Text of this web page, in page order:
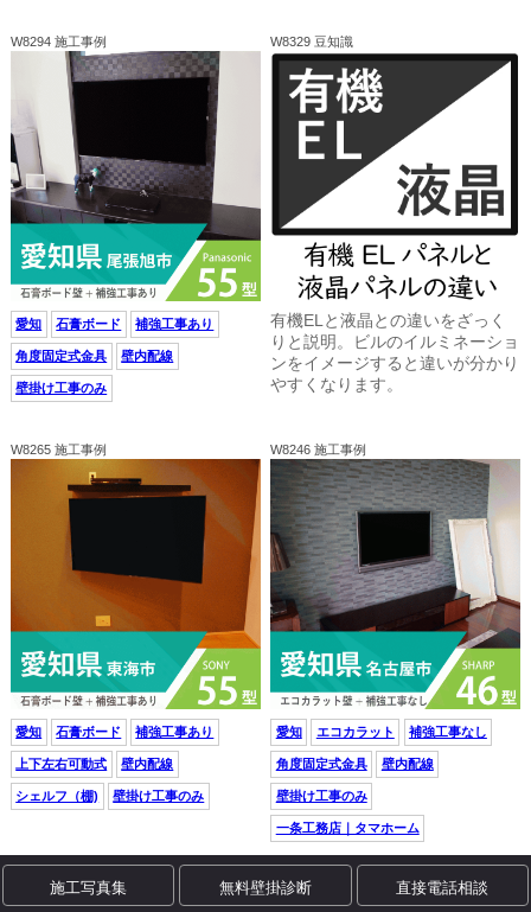
W8294 施工事例
愛知 石膏ボード 補強工事あり
角度固定式金具 壁内配線
壁掛け工事のみ
W8329 豆知識
有機ELと液晶との違いをざっく
りと説明。ビルのイルミネーショ
ンをイメージすると違いが分かり
やすくなります。
W8265 施工事例
愛知 石膏ボード 補強工事あり
上下左右可動式 壁内配線
シェルフ（棚) 壁掛け工事のみ
W8246 施工事例
愛知 エコカラット 補強工事なし
角度固定式金具 壁内配線
壁掛け工事のみ
一条工務店｜タマホーム
W8351 豆知識 W8281 豆知識
施工写真集 無料壁掛診断 直接電話相談